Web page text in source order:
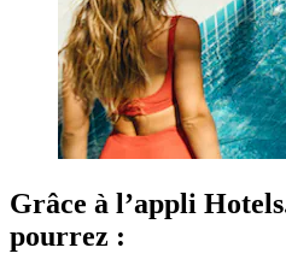
Grâce à l’appli
pourrez :